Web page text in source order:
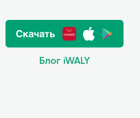
Блог iWALY